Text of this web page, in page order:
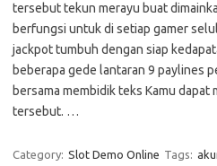
tersebut tekun merayu buat
berfungsi untuk di setiap gamer
jackpot tumbuh dengan siap
beberapa gede lantaran 9 paylines
bersama membidik teks Kamu
tersebut. …
Category: Slot Demo Online Tags: